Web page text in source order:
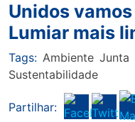
Unidos
Lumiar mais
Tags: Ambiente Junta
Sustentabilidade
Partilhar: